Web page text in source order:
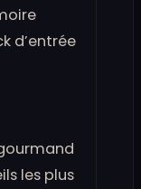
d’entrée
les plus